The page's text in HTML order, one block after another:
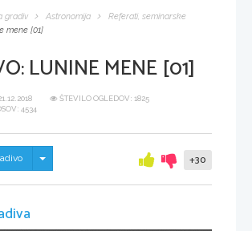
gradiv Astronomija
Referati, seminarske
mene [01]
LUNINE MENE [01]
ŠTEVILO OGLEDOV: 1825
4534
Skrij/prikaži meni +30